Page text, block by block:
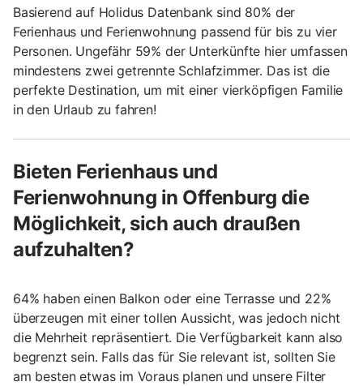
Basierend auf Holidus Datenbank sind 80% der
Ferienhaus und Ferienwohnung passend für bis zu vier
Personen. Ungefähr 59% der Unterkünfte hier umfassen
mindestens zwei getrennte Schlafzimmer. Das ist die
perfekte Destination, um mit einer vierköpfigen Familie
in den Urlaub zu fahren!
Bieten Ferienhaus und
Ferienwohnung in Offenburg die
Möglichkeit, sich auch draußen
aufzuhalten?
64% haben einen Balkon oder eine Terrasse und 22%
überzeugen mit einer tollen Aussicht, was jedoch nicht
die Mehrheit repräsentiert. Die Verfügbarkeit kann also
begrenzt sein. Falls das für Sie relevant ist, sollten Sie
am besten etwas im Voraus planen und unsere Filter